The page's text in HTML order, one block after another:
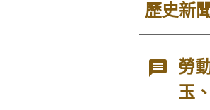
歷史新
勞
玉